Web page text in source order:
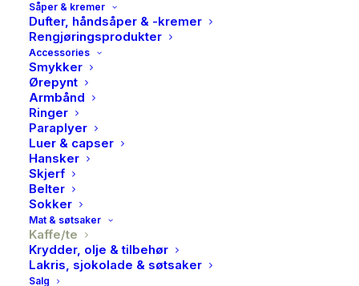
Såper & kremer
Dufter, håndsåper & -kremer
Rengjøringsprodukter
Accessories
Smykker
Ørepynt
Armbånd
Ringer
Paraplyer
Luer & capser
Hansker
Skjerf
Belter
Sokker
Mat & søtsaker
Kaffe/te
Krydder, olje & tilbehør
Lakris, sjokolade & søtsaker
Salg
Solberg & Hansen, Airo